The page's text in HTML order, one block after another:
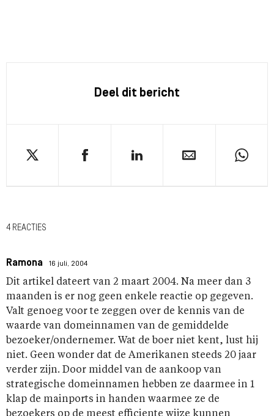
Deel dit bericht
4 REACTIES
Ramona 16 juli, 2004
Dit artikel dateert van 2 maart 2004. Na meer dan 3
maanden is er nog geen enkele reactie op gegeven.
Valt genoeg voor te zeggen over de kennis van de
waarde van domeinnamen van de gemiddelde
bezoeker/ondernemer. Wat de boer niet kent, lust hij
niet. Geen wonder dat de Amerikanen steeds 20 jaar
verder zijn. Door middel van de aankoop van
strategische domeinnamen hebben ze daarmee in 1
klap de mainports in handen waarmee ze de